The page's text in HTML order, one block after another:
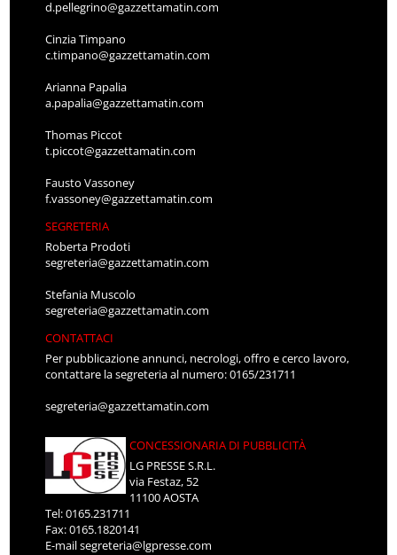
d.pellegrino@gazzettamatin.com
Cinzia Timpano
c.timpano@gazzettamatin.com
Arianna Papalia
a.papalia@gazzettamatin.com
Thomas Piccot
t.piccot@gazzettamatin.com
Fausto Vassoney
f.vassoney@gazzettamatin.com
SEGRETERIA
Roberta Prodoti
segreteria@gazzettamatin.com
Stefania Muscolo
segreteria@gazzettamatin.com
CONTATTACI
Per pubblicazione annunci, necrologi, offro e cerco lavoro,
contattare la segreteria al numero: 0165/231711
segreteria@gazzettamatin.com
CONCESSIONARIA DI PUBBLICITÀ
LG PRESSE S.R.L.
via Festaz, 52
11100 AOSTA
Tel: 0165.231711
Fax: 0165.1820141
E-mailsegreteria@lgpresse.com